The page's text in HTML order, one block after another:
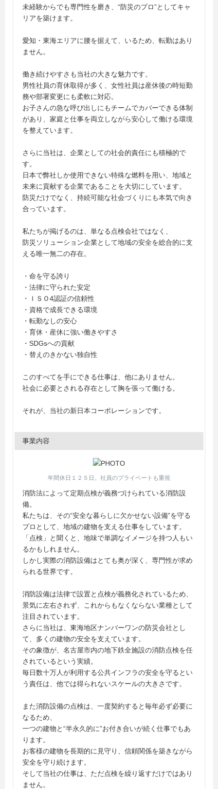
未経験からでも専門性を磨き、“防災のプロ”としてキャ
リアを築けます。
愛知・東海エリアに腰を据えて、いるため、転勤はあり
ません。
働き続けやすさも当社の大きな魅力です。
男性社員の育休取得が多く、女性社員は産休後の時短勤
務や部署変更にも柔軟に対応。
お子さんの急な呼び出しにもチームでカバーできる体制
があり、家庭と仕事を両立しながら安心して働ける環境
を整えています。
さらに当社は、企業としての社会的責任にも積極的で
す。
日本で弊社しか使用できない特殊な燃料を用い、地域と
未来に貢献する企業であることを大切にしています。
防災だけでなく、持続可能な社会づくりにも本気で向き
合っています。
私たちが掲げるのは、単なる点検会社ではなく、
防災ソリューション企業として地域の安全を総合的に支
える唯一無二の存在。
・命を守る誇り
・法律に守られた安定
・ＩＳＯ4認証の信頼性
・資格で成長できる環境
・転勤なしの安心
・育休・産休に強い働きやすさ
・SDGsへの貢献
・替えのきかない独自性
このすべてを手にできる仕事は、他にありません。
社会に必要とされる存在として胸を張って働ける。
それが、当社の新日本コーポレーションです。
事業内容
年間休日１２５日。社員のプライベートも重視
消防法によって定期点検が義務づけられている消防設
備。
私たちは、その“安全な暮らしに欠かせない設備”を守る
プロとして、地域の建物を支える仕事をしています。
「点検」と聞くと、地味で単調なイメージを持つ人もい
るかもしれません。
しかし実際の消防設備はとても奥が深く、専門性が求め
られる世界です。
消防設備は法律で設置と点検が義務化されているため、
景気に左右されず、これからもなくならない業種として
注目されています。
さらに当社は、東海地区ナンバーワンの防災会社とし
て、多くの建物の安全を支えています。
その象徴が、名古屋市内の地下鉄全施設の消防点検を任
されているという実績。
毎日数十万人が利用する公共インフラの安全を守るとい
う責任は、他では得られないスケールの大きさです。
また消防設備の点検は、一度契約すると毎年必ず必要に
なるため、
一つの建物と“半永久的に”お付き合いが続く仕事でもあ
ります。
お客様の建物を長期的に見守り、信頼関係を築きながら
安全を守り続けます。
そして当社の仕事は、ただ点検を繰り返すだけではあり
ません。